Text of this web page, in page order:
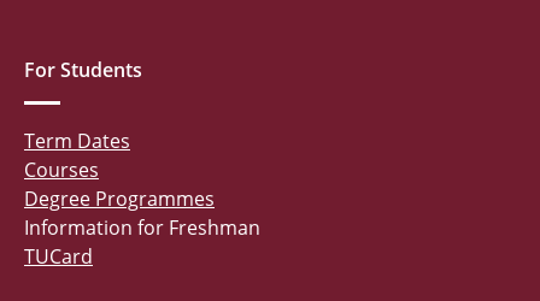
For Students
Term Dates
Courses
Degree Programmes
Information for Freshman
TUCard